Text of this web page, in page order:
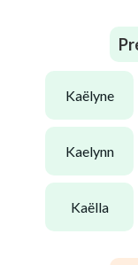
kaëlyne
kaelynn
kaëlla